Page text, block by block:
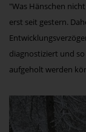
"Was Hänschen
erst seit gestern.
diagnostiziert und
aufgeholt werden